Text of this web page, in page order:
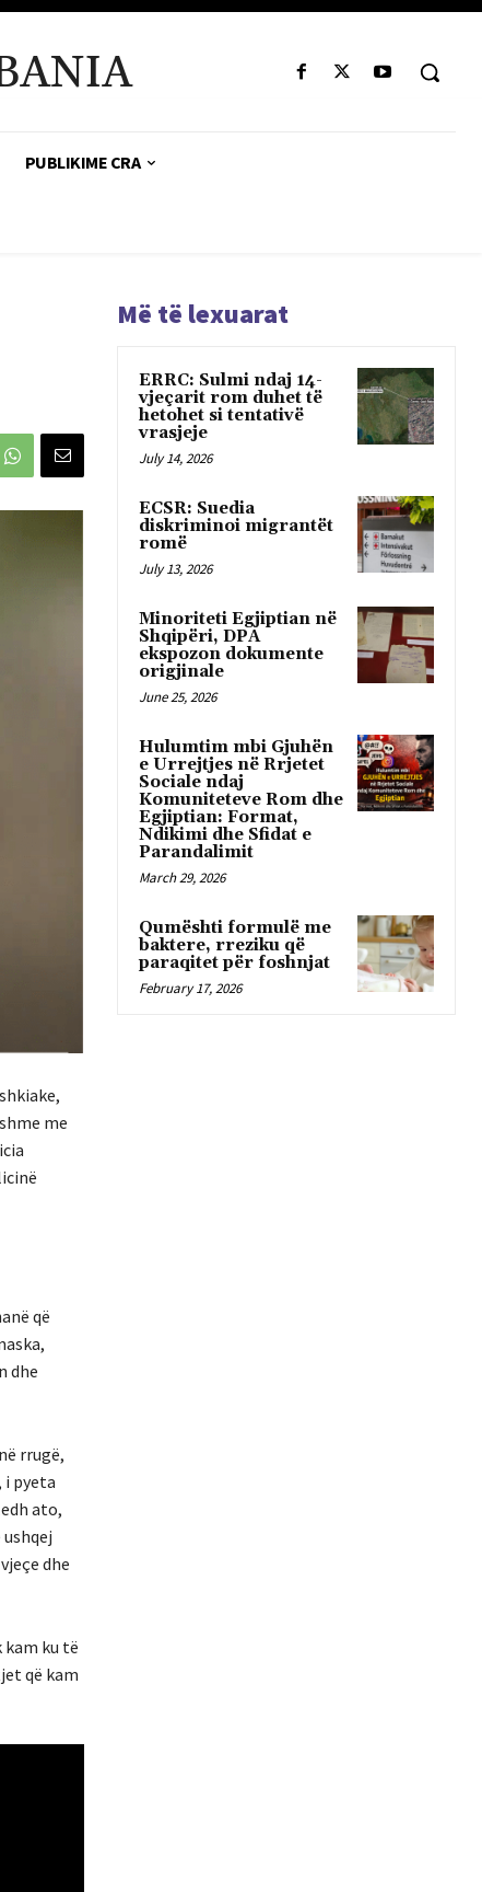
PUBLIKIME CRA
me
që
dhe
rrugë,
i pyeta
ato,
dhe
kam ku të
që kam
Më të lexuarat
ERRC: Sulmi ndaj 14-
vjeçarit rom duhet të
hetohet si tentativë
vrasjeje
July 14, 2026
ECSR: Suedia
diskriminoi migrantët
romë
July 13, 2026
Minoriteti Egjiptian në
Shqipëri, DPA
ekspozon dokumente
origjinale
June 25, 2026
Hulumtim mbi Gjuhën
e Urrejtjes në Rrjetet
Sociale ndaj
Komuniteteve Rom dhe
Egjiptian: Format,
Ndikimi dhe Sfidat e
Parandalimit
March 29, 2026
Qumështi formulë me
baktere, rreziku që
paraqitet për foshnjat
February 17, 2026